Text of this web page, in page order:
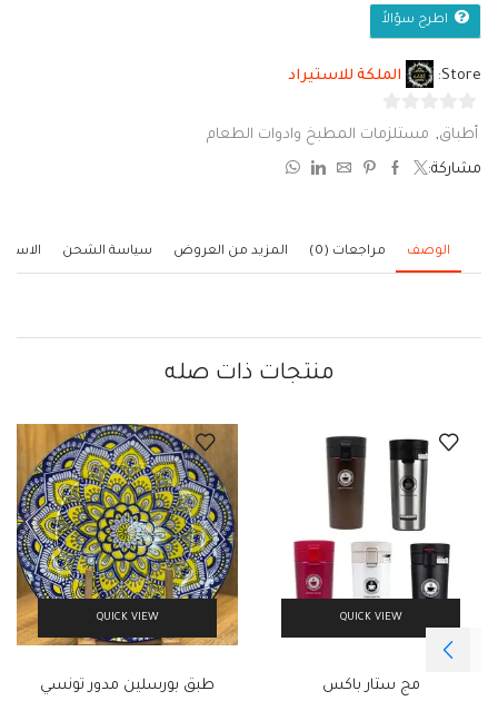
اطرح سؤالاً
Store: الملكة للاستيراد
0
أطباق, مستلزمات المطبخ وادوات الطعام
مشاركة:
الوصف مراجعات (0) المزيد من العروض سياسة الشحن
منتجات ذات صله
QUICK VIEW
مج ستار باكس
QUICK VIEW
طبق بورسلين مدور تونسي